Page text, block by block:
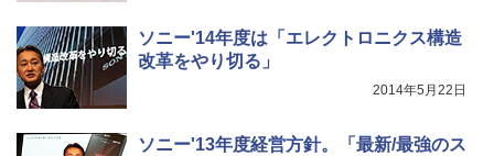
ソニー'14年度は「エレクトロニクス構造
改革をやり切る」
2014年5月22日
ソニー'13年度経営方針。「最新/最強のス